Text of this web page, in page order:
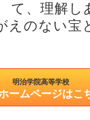
て、理解し
えのない宝
明治学院高等学校
ームページはこ